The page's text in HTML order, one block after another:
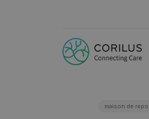
maison de